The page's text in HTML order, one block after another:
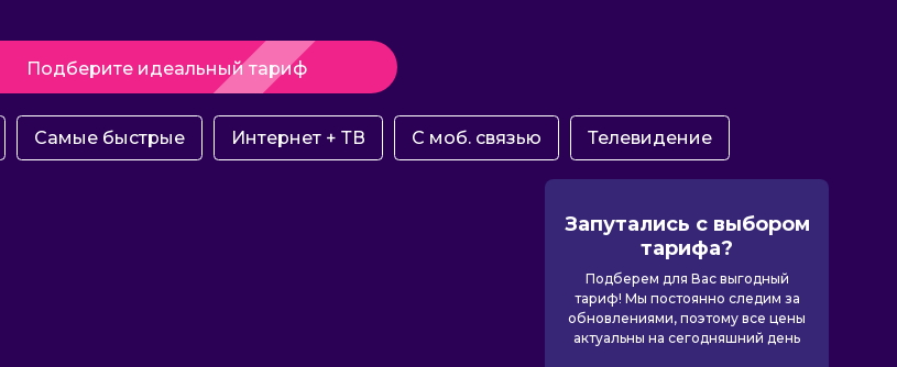
Подберите идеальный тариф
Самые быстрые Интернет + ТВ С моб. связью Телевидение
Запутались с выбором
тарифа?
Подберем для Вас выгодный
тариф! Мы постоянно следим за
обновлениями, поэтому все цены
актуальны на сегодняшний день